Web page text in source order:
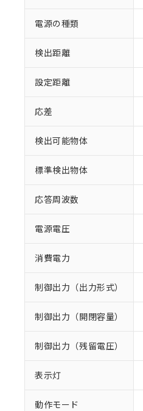
電源の種類
検出距離
設定距離
応差
検出可能物体
標準検出物体
応答周波数
電源電圧
消費電力
制御出力（出力形式）
制御出力（開閉容量）
制御出力（残留電圧）
表示灯
動作モード